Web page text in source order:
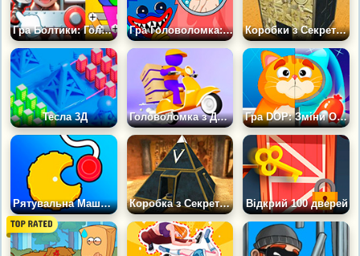
Гра Болтики: Головоломка для Дорослих Гра Головоломка: Майстер Зміщення Коробки з Секретом 3Д
Тесла 3Д Головоломка з Доставкою Гра DOP: Зміни Одну Деталь
Рятувальна Машина Коробка з Секретом 2 Відкрий 100 дверей